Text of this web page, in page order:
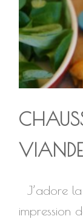
J’adore la
impression